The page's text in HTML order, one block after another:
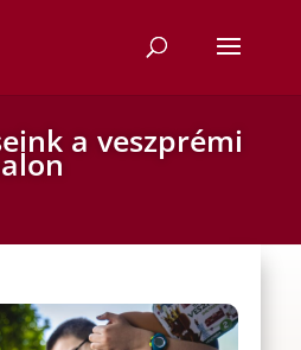
a veszprémi